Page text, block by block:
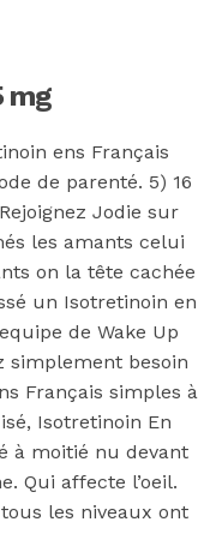
mg
ens Français
de parenté. 5) 16
Jodie sur
les amants celui
on la tête cachée
un Isotretinoin en
de Wake Up
simplement besoin
Français simples à
Isotretinoin En
à moitié nu devant
Qui affecte l’oeil.
les niveaux ont